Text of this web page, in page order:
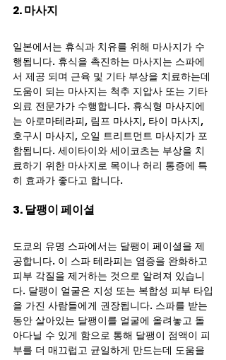
2. 마사지
일본에서는 휴식과 치유를 위해 마사지가 수
행됩니다. 휴식을 촉진하는 마사지는 스파에
서 제공 되며 근육 및 기타 부상을 치료하는데
도움이 되는 마사지는 척추 지압사 또는 기타
의료 전문가가 수행합니다. 휴식형 마사지에
는 아로마테라피, 림프 마사지, 타이 마사지,
호구시 마사지, 오일 트리트먼트 마사지가 포
함됩니다. 세이타이와 세이코츠는 부상을 치
료하기 위한 마사지로 목이나 허리 통증에 특
히 효과가 좋다고 합니다.
3. 달팽이 페이셜
도쿄의 유명 스파에서는 달팽이 페이셜을 제
공합니다. 이 스파 테라피는 염증을 완화하고
피부 각질을 제거하는 것으로 알려져 있습니
다. 달팽이 얼굴은 지성 또는 복합성 피부 타입
을 가진 사람들에게 권장됩니다. 스파를 받는
동안 살아있는 달팽이를 얼굴에 올려놓고 돌
아다닐 수 있게 함으로 통해 달팽이 점액이 피
부를 더 매끄럽고 균일하게 만드는데 도움을